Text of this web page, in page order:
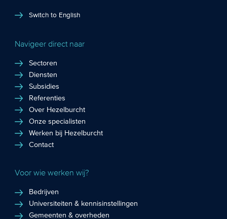
Switch to English
Navigeer direct naar
Sectoren
Diensten
Subsidies
Referenties
Over Hezelburcht
Onze specialisten
Werken bij Hezelburcht
Contact
Voor wie werken wij?
Bedrijven
Universiteiten & kennisinstellingen
Gemeenten & overheden